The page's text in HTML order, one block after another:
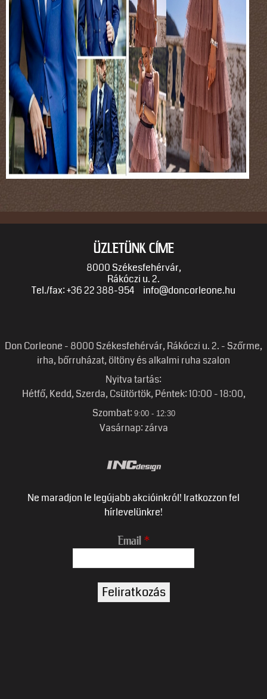
ÜZLETÜNK CÍME
8000 Székesfehérvár,
Rákóczi u. 2.
Tel./fax: +36 22 388-954 info@doncorleone.hu
Don Corleone - 8000 Székesfehérvár, Rákóczi u. 2. - Szőrme,
irha, bőrruházat, öltöny és alkalmi ruha szalon
Nyitva tartás:
Hétfő, Kedd, Szerda, Csütörtök, Péntek: 10:00 - 18:00,
Szombat: 9:00 - 12:30
Vasárnap: zárva
Ne maradjon le legújabb akcióinkról! Iratkozzon fel
hírlevelünkre!
Email *